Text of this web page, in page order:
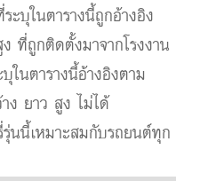
ะบุในตารางนี้ถูกอ้างอิง
ที่ถูกติดตั้งมาจากโรงงาน
ในตารางนี้อ้างอิงตาม
ง ยาว สูง ไม่ได้
นนี้เหมาะสมกับรถยนต์ทุก